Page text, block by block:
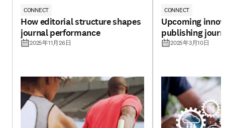
CONNECT
How editorial structure shapes
journal performance
2025年11月26日
CONNECT
Upcoming
publishing
2025年3月10日